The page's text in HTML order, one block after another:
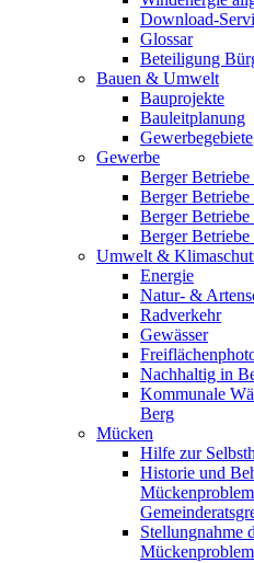
Download-
Glossar
Beteiligung
Bauen & Umwelt
Bauprojekte
Bauleitplanung
Gewerbegebiete
Gewerbe
Berger
Berger
Berger
Berger
Umwelt &
Energie
Natur- &
Radverkehr
Gewässer
Nachhaltig in
Kommunale
Berg
Mücken
Hilfe zur
Historie und
Stellungnahme